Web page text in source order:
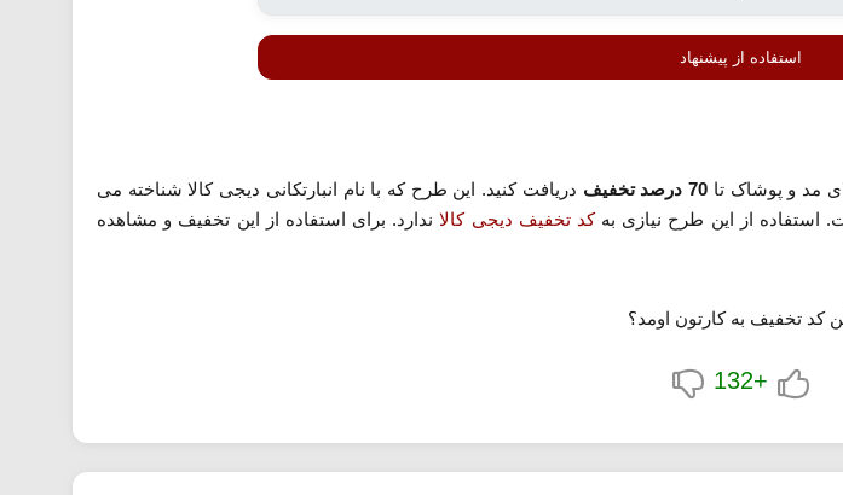
استفاده از پیشنهاد
مد و پوشاک تا 70 درصد تخفیف
دریافت کنید. این طرح که با نام انبارتکانی دیجی کالا شناخته می
از این طرح نیازی بهکد تخفیف دیجی کالاندارد. برای استفاده از این تخفیف و مشاهده
کد تخفیف به کارتون اومد؟
+132